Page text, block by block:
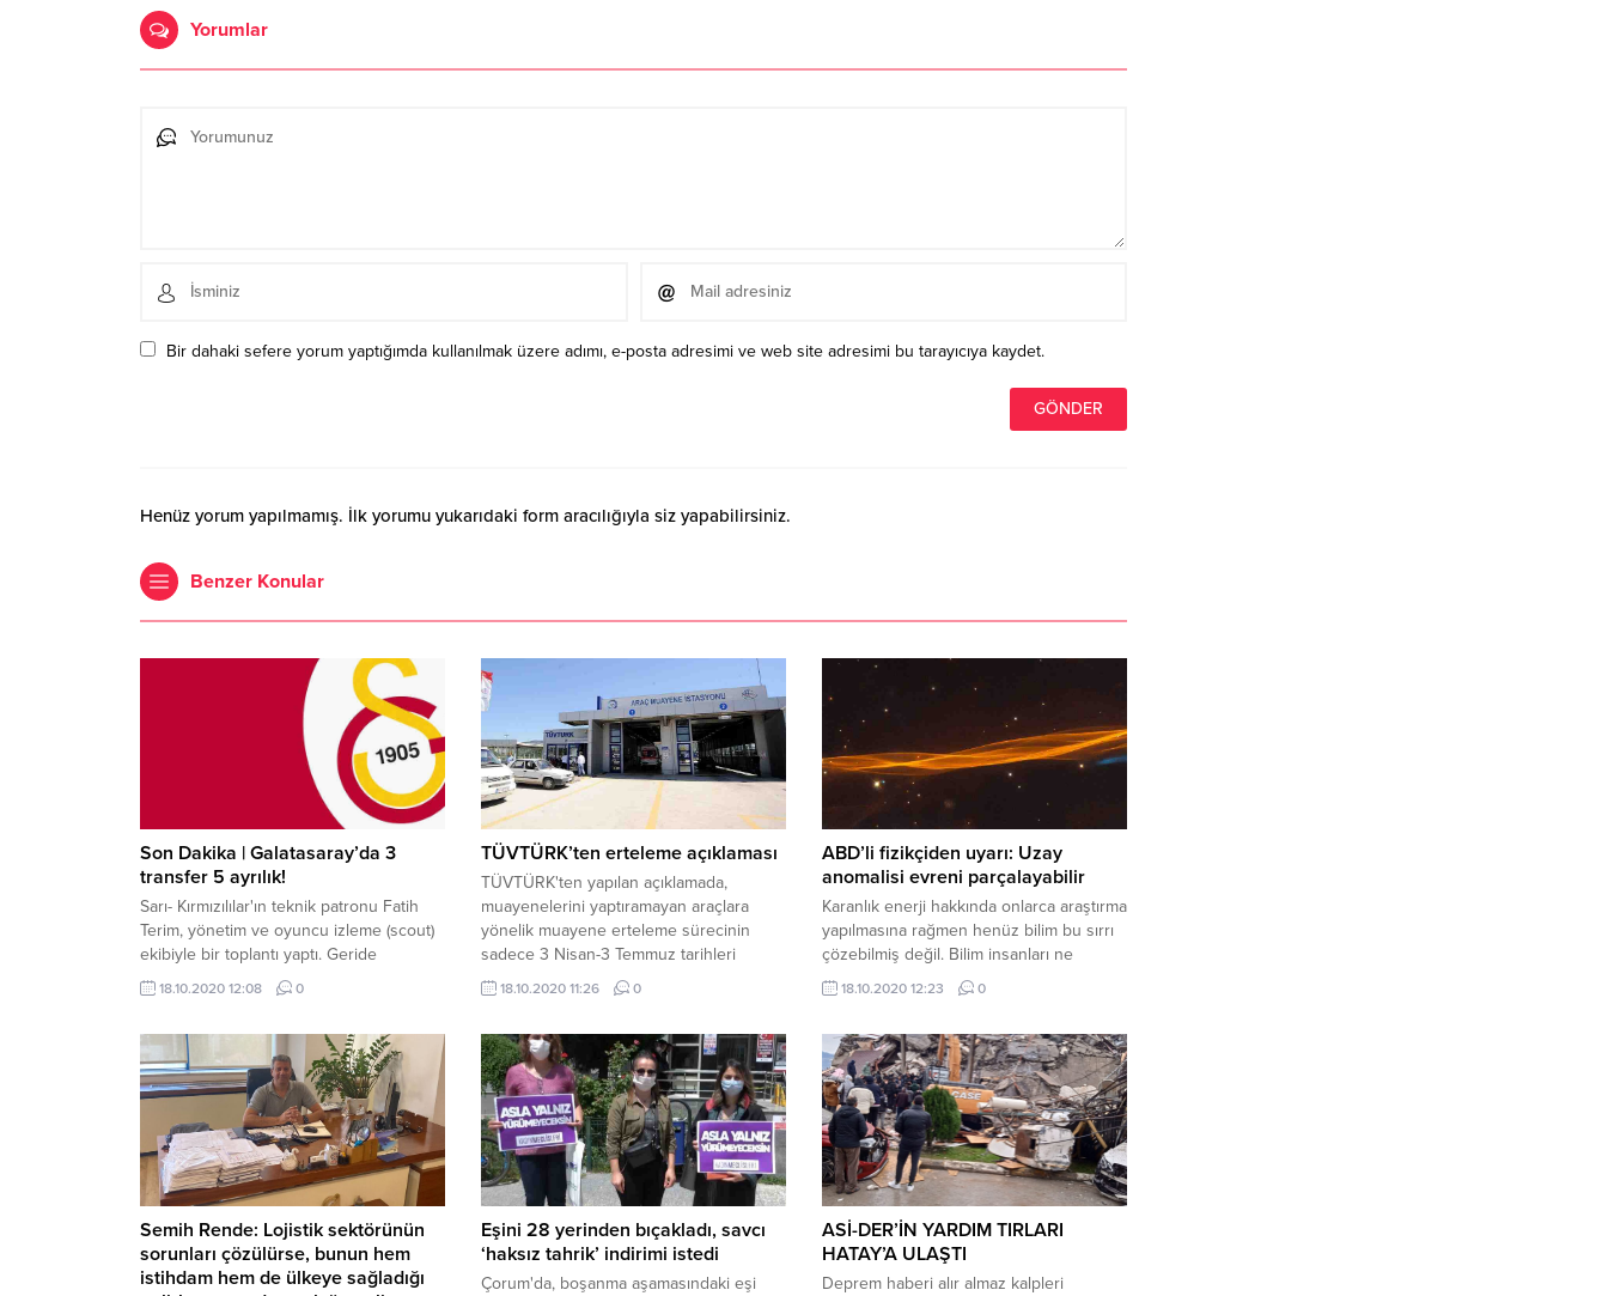
Yorumlar
Bir dahaki sefere yorum yaptığımda kullanılmak üzere adımı, e-posta adresimi ve web site adresimi bu tarayıcıya kaydet.
Henüz yorum yapılmamış. İlk yorumu yukarıdaki form aracılığıyla siz yapabilirsiniz.
Benzer Konular
Son Dakika | Galatasaray’da 3
transfer 5 ayrılık!
Sarı- Kırmızılılar'ın teknik patronu Fatih
Terim, yönetim ve oyuncu izleme (scout)
ekibiyle bir toplantı yaptı. Geride
bıraktığımız transfer döneminden çok
memnun olmayan tecrübeli hoca, Ocak
gerektiğini bildirdi. Bu nedenle başarılı
çalıştırıcı, şimdiden takımın ihtiyaçlarını,
istediği özellikli oyuncuları ve kadroda
düşünmediği isimleri aktardı.
18.10.2020 12:08 0
TÜVTÜRK’ten erteleme açıklaması
TÜVTÜRK'ten yapılan açıklamada,
muayenelerini yaptıramayan araçlara
yönelik muayene erteleme sürecinin
sadece 3 Nisan-3 Temmuz tarihleri
arasındaki araçları kapsadığı belirtildi.
18.10.2020 11:26 0
ABD’li fizikçiden uyarı: Uzay
anomalisi evreni parçalayabilir
Karanlık enerji hakkında onlarca araştırma
yapılmasına rağmen henüz bilim bu sırrı
çözebilmiş değil. Bilim insanları ne
olduğu henüz bilinmeyen karanlık
enerjiyi, uzayın hızla genişlemesinden
habere göre, bu konu ABD’li teorik fizikçi
ve matematikçi Prof. Brian Greene’nin
açıklamaları sonrası bir kez daha bilim
dünyasının gündemine geldi....
18.10.2020 12:23 0
Semih Rende: Lojistik sektörünün
sorunları çözülürse, bunun hem
istihdam hem de ülkeye sağladığı
Eşini 28 yerinden bıçakladı, savcı
‘haksız tahrik’ indirimi istedi
Çorum'da, boşanma aşamasındaki eşi
ASİ-DER’İN YARDIM TIRLARI
HATAY’A ULAŞTI
Deprem haberi alır almaz kalpleri